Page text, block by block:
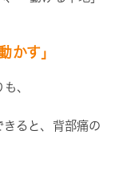
かす」
、
きると、背部痛の